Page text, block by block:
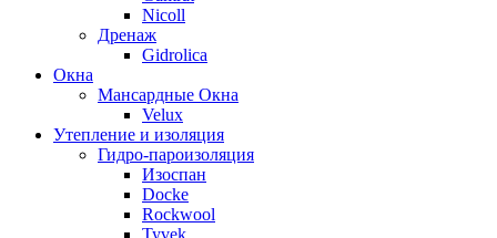
Nicoll
Дренаж
Gidrolica
Окна
Мансардные Окна
Velux
Утепление и изоляция
Гидро-пароизоляция
Изоспан
Docke
Rockwool
Tyvek